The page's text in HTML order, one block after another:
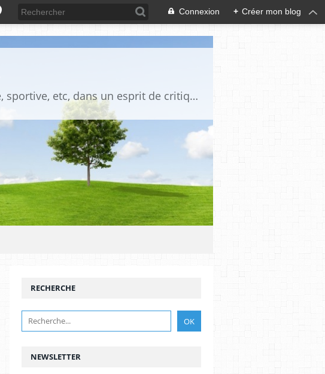
Connexion + Créer mon blog
Blog destiné à commenter l'actualité, politique, économique, culturelle, sportive, etc, dans un esprit de critique philosophique, d'esprit chrétien et français.La collaboration des lecteurs est souhaitée, de même que la courtoisie, et l'esprit de tolérance.
NEWSLETTER
RECHERCHE